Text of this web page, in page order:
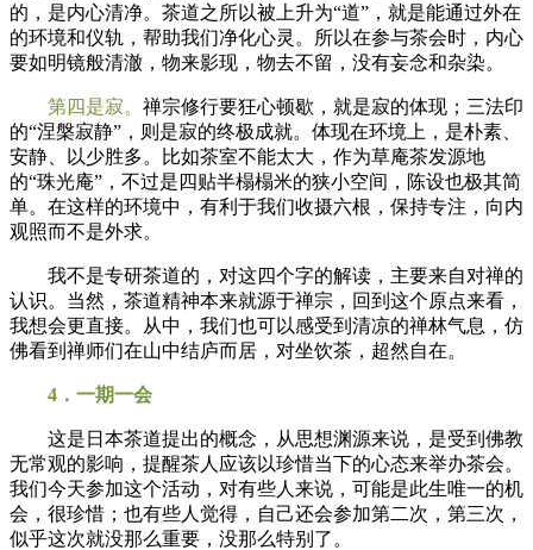
的，是内心清净。茶道之所以被上升为“道”，就是能通过外在
的环境和仪轨，帮助我们净化心灵。所以在参与茶会时，内心
要如明镜般清澈，物来影现，物去不留，没有妄念和杂染。
第四是寂。 禅宗修行要狂心顿歇，就是寂的体现；三法印
的“涅槃寂静”，则是寂的终极成就。体现在环境上，是朴素、
安静、以少胜多。比如茶室不能太大，作为草庵茶发源地
的“珠光庵”，不过是四贴半榻榻米的狭小空间，陈设也极其简
单。在这样的环境中，有利于我们收摄六根，保持专注，向内
观照而不是外求。
我不是专研茶道的，对这四个字的解读，主要来自对禅的
认识。当然，茶道精神本来就源于禅宗，回到这个原点来看，
我想会更直接。从中，我们也可以感受到清凉的禅林气息，仿
佛看到禅师们在山中结庐而居，对坐饮茶，超然自在。
4．一期一会
这是日本茶道提出的概念，从思想渊源来说，是受到佛教
无常观的影响，提醒茶人应该以珍惜当下的心态来举办茶会。
我们今天参加这个活动，对有些人来说，可能是此生唯一的机
会，很珍惜；也有些人觉得，自己还会参加第二次，第三次，
似乎这次就没那么重要，没那么特别了。